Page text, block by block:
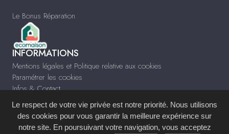
Le Bonus Réparation
INFORMATIONS
Mentions légales et Politique relative aux cookies
Paramétrer les cookies
Infos & Contact
Site réalisé avec leSystème de Gestion de Contenu (SGC)imagenia, créé et
Le respect de votre vie privée est notre priorité. Nous utilisons
des cookies pour vous garantir la meilleure expérience sur
notre site. En poursuivant votre navigation, vous acceptez